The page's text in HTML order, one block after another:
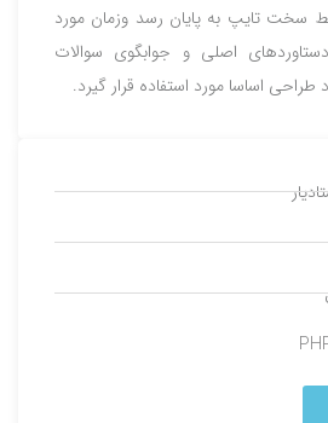
سخت تایپ به پایان رسد وزمان مورد
اصلی و جوابگوی سوالات
اساسا مورد استفاده قرار گیرد.